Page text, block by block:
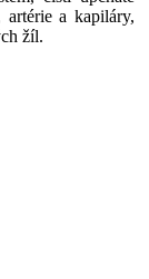
a kapiláry,
žíl.